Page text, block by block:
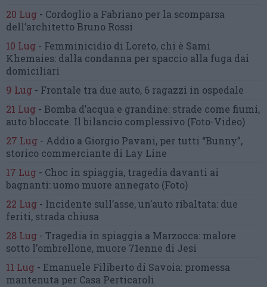
20 Lug - Cordoglio a Fabriano per la scomparsa
dell’architetto Bruno Rossi
10 Lug - Femminicidio di Loreto, chi è Sami
Khemaies: dalla condanna per spaccio alla fuga dai
domiciliari
9 Lug - Frontale tra due auto, 6 ragazzi in ospedale
21 Lug - Bomba d’acqua e grandine: strade come fiumi,
auto bloccate. Il bilancio complessivo (Foto-Video)
27 Lug - Addio a Giorgio Pavani, per tutti “Bunny”,
storico commerciante di Lay Line
17 Lug - Choc in spiaggia, tragedia davanti ai
bagnanti:uomo muore annegato (Foto)
22 Lug - Incidente sull’asse, un’auto ribaltata: due
feriti, strada chiusa
28 Lug - Tragedia in spiaggia a Marzocca: malore
sotto l’ombrellone, muore 71enne di Jesi
11 Lug - Emanuele Filiberto di Savoia: promessa
mantenuta per Casa Perticaroli